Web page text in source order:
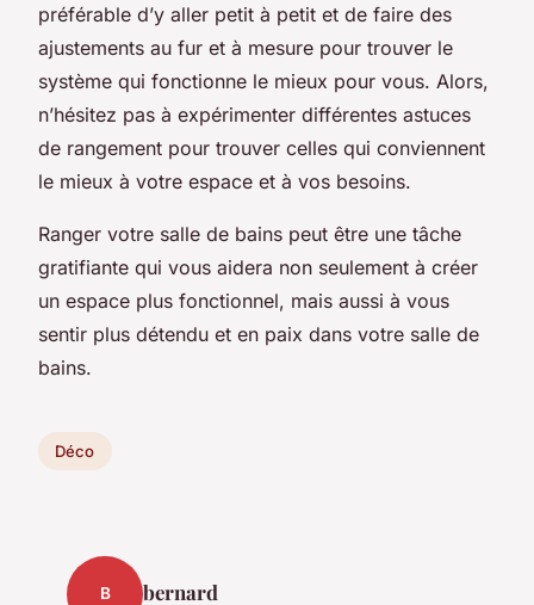
préférable d’y aller petit à petit et de faire des
ajustements au fur et à mesure pour trouver le
système qui fonctionne le mieux pour vous. Alors,
n’hésitez pas à expérimenter différentes astuces
de rangement pour trouver celles qui conviennent
le mieux à votre espace et à vos besoins.
Ranger votre salle de bains peut être une tâche
gratifiante qui vous aidera non seulement à créer
un espace plus fonctionnel, mais aussi à vous
sentir plus détendu et en paix dans votre salle de
bains.
Déco
B bernard